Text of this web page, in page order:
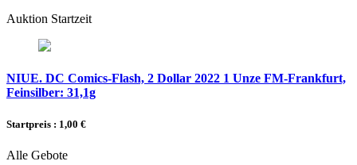
Auktion Startzeit
NIUE. DC Comics-Flash, 2 Dollar 2022 1 Unze FM-Frankfurt,
Feinsilber: 31,1g
Startpreis : 1,00 €
Alle Gebote